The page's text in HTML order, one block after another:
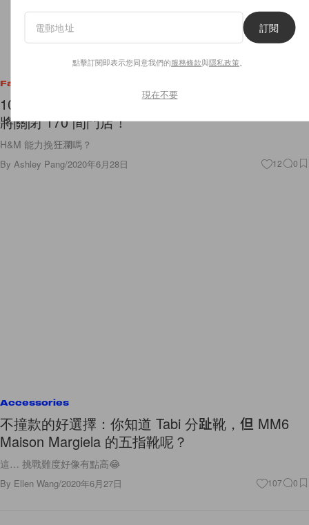
Fashion
10 年來最嚴峻：H&M 集團上半年收入暴跌，預計
將關閉 170 間門店！
H&M 能力挽狂瀾嗎？
By Ashley Pang/2020年6月28日 12 0
Accessories
不撞款的好選擇：你知道 Tabi 分趾靴，但 MM6
Maison Margiela 的五指靴呢？
這… 挑戰難度好像有點高😂
By Ellen Wang/2020年6月27日 107 0
訂閱
點擊訂閱即表示您同意我們的服務條款與隱私政策
現在不要